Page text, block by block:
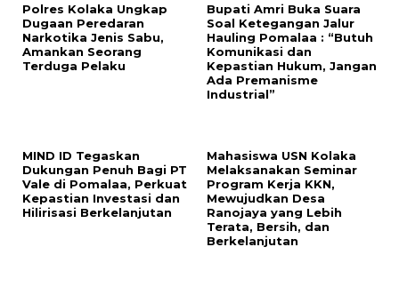
Polres Kolaka Ungkap
Dugaan Peredaran
Narkotika Jenis Sabu,
Amankan Seorang
Terduga Pelaku
Bupati Amri Buka Suara
Soal Ketegangan Jalur
Hauling Pomalaa : “Butuh
Komunikasi dan
Kepastian Hukum, Jangan
Ada Premanisme
Industrial”
MIND ID Tegaskan
Dukungan Penuh Bagi PT
Vale di Pomalaa, Perkuat
Kepastian Investasi dan
Hilirisasi Berkelanjutan
Mahasiswa USN Kolaka
Melaksanakan Seminar
Program Kerja KKN,
Mewujudkan Desa
Ranojaya yang Lebih
Terata, Bersih, dan
Berkelanjutan